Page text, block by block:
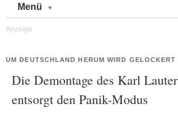
Menü
UM DEUTSCHLAND HERUM WIRD GELOCKERT
Die Demontage des Karl
entsorgt den Panik-Modus